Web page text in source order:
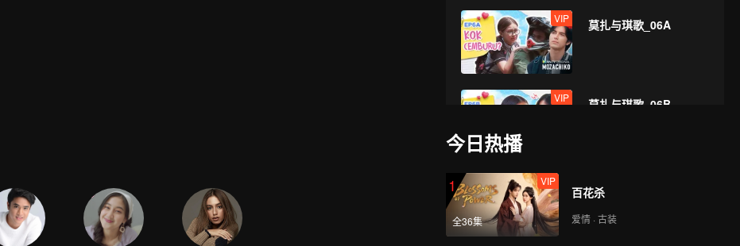
VIP 莫扎与琪歌_06A
VIP 莫扎与琪歌_06B
VIP 莫扎与琪歌_07A
今日热播
1
全36集
VIP
百花杀
爱情 · 古装